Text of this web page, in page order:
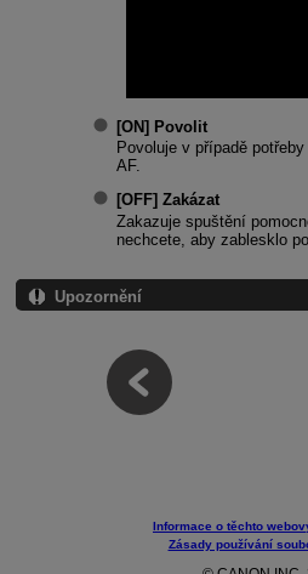
[ON] Povolit
Povoluje v případě
AF.
[OFF] Zakázat
Zakazuje spuštění
nechcete, aby zablesklo
Upozornění
Informace o těchto
Zásady používání